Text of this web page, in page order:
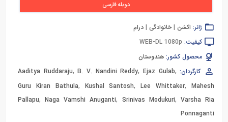
دوبله فارسی
ژانر: اکشن | خانوادگی | درام
کیفیت: WEB-DL 1080p
محصول کشور: هندوستان
کارگردان:
Aaditya Ruddaraju,B. V. Nandini Reddy,Ejaz Gulab,
Guru Kiran Bathula, Kushal Santosh,Lee Whittaker,Mahesh
Pallapu,Naga Vamshi Anuganti, Srinivas Modukuri, Varsha Ria
Ponnaganti